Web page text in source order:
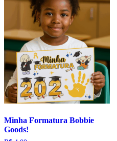
Minha Formatura Bobbie
Goods!